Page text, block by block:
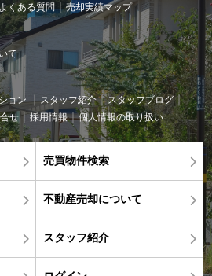
よくある質問 売却実績マップ
て
ョン スタッフ紹介
スタッフブログ
せ 採用情報 個人情報の取り扱い
売買物件検索
不動産売却について
スタッフ紹介